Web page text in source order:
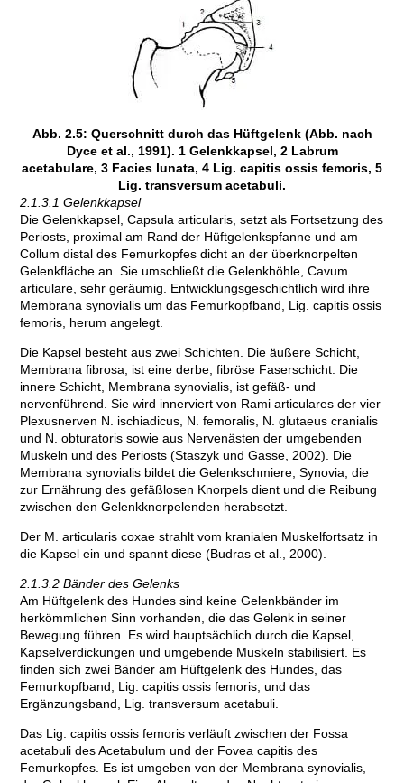
Abb. 2.5: Querschnitt durch das Hüftgelenk (Abb. nach
Dyce et al., 1991). 1 Gelenkkapsel, 2 Labrum
acetabulare, 3 Facies lunata, 4 Lig. capitis ossis femoris, 5
Lig. transversum acetabuli.
2.1.3.1 Gelenkkapsel
Die Gelenkkapsel, Capsula articularis, setzt als Fortsetzung des
Periosts, proximal am Rand der Hüftgelenkspfanne und am
Collum distal des Femurkopfes dicht an der überknorpelten
Gelenkfläche an. Sie umschließt die Gelenkhöhle, Cavum
articulare, sehr geräumig. Entwicklungsgeschichtlich wird ihre
Membrana synovialis um das Femurkopfband, Lig. capitis ossis
femoris, herum angelegt.
Die Kapsel besteht aus zwei Schichten. Die äußere Schicht,
Membrana fibrosa, ist eine derbe, fibröse Faserschicht. Die
innere Schicht, Membrana synovialis, ist gefäß- und
nervenführend. Sie wird innerviert von Rami articulares der vier
Plexusnerven N. ischiadicus, N. femoralis, N. glutaeus cranialis
und N. obturatoris sowie aus Nervenästen der umgebenden
Muskeln und des Periosts (Staszyk und Gasse, 2002). Die
Membrana synovialis bildet die Gelenkschmiere, Synovia, die
zur Ernährung des gefäßlosen Knorpels dient und die Reibung
zwischen den Gelenkknorpelenden herabsetzt.
Der M. articularis coxae strahlt vom kranialen Muskelfortsatz in
die Kapsel ein und spannt diese (Budras et al., 2000).
2.1.3.2 Bänder des Gelenks
Am Hüftgelenk des Hundes sind keine Gelenkbänder im
herkömmlichen Sinn vorhanden, die das Gelenk in seiner
Bewegung führen. Es wird hauptsächlich durch die Kapsel,
Kapselverdickungen und umgebende Muskeln stabilisiert. Es
finden sich zwei Bänder am Hüftgelenk des Hundes, das
Femurkopfband, Lig. capitis ossis femoris, und das
Ergänzungsband, Lig. transversum acetabuli.
Das Lig. capitis ossis femoris verläuft zwischen der Fossa
acetabuli des Acetabulum und der Fovea capitis des
Femurkopfes. Es ist umgeben von der Membrana synovialis,